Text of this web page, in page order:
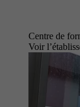
Centre de
Voir